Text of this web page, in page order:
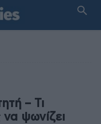
– Τι
να ψωνίζει